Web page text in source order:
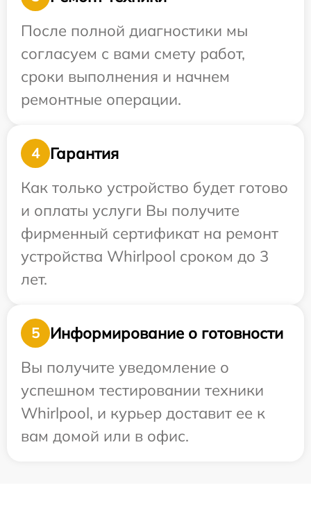
После полной диагностики мы
согласуем с вами смету работ,
сроки выполнения и начнем
ремонтные операции.
4
Гарантия
Как только устройство будет готово
и оплаты услуги Вы получите
фирменный сертификат на ремонт
устройства Whirlpool сроком до 3
лет.
5
Информирование о готовности
Вы получите уведомление о
успешном тестировании техники
Whirlpool, и курьер доставит ее к
вам домой или в офис.